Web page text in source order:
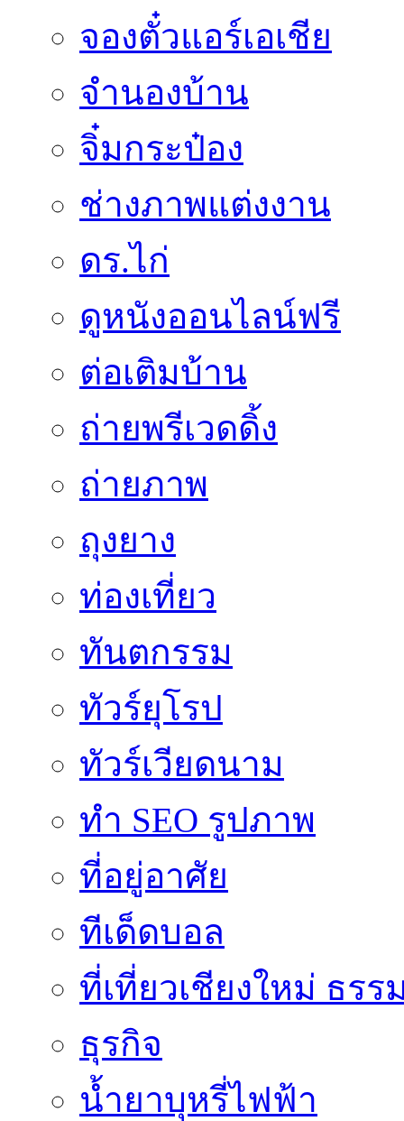
จองตั๋วแอร์เอเชีย
จำนองบ้าน
จิ๋มกระป๋อง
ช่างภาพแต่งงาน
ดร.ไก่
ดูหนังออนไลน์ฟรี
ต่อเติมบ้าน
ถ่ายพรีเวดดิ้ง
ถ่ายภาพ
ถุงยาง
ท่องเที่ยว
ทันตกรรม
ทัวร์ยุโรป
ทัวร์เวียดนาม
ทำ SEO รูปภาพ
ที่อยู่อาศัย
ทีเด็ดบอล
ที่เที่ยวเชียงใหม่ ธรร
ธุรกิจ
น้ำยาบุหรี่ไฟฟ้า